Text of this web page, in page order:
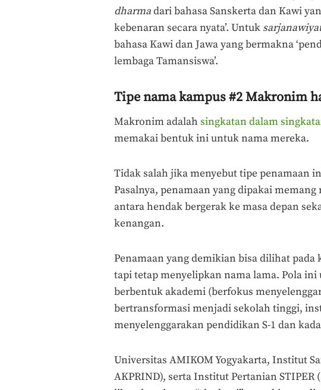
dharmadari bahasa Sanskerta dan Kawi
kebenaran secara nyata’. Untuk
bahasa Kawi dan Jawa yang bermakna
lembaga Tamansiswa’.
Tipe nama kampus #2 Makronim
Makronim adalah singkatan dalam
memakai bentuk ini untuk nama mereka.
Tidak salah jika menyebut tipe penamaan
Pasalnya, penamaan yang dipakai
antara hendak bergerak ke masa depan
kenangan.
Penamaan yang demikian bisa dilihat pada
tapi tetap menyelipkan nama lama. Pola
berbentuk akademi (berfokus
bertransformasi menjadi sekolah tinggi,
menyelenggarakan pendidikan S-1 dan
Universitas AMIKOM Yogyakarta, Institut
AKPRIND), serta Institut Pertanian